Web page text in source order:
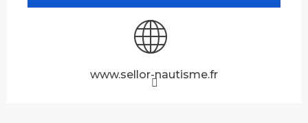
www.sellor-nautisme.fr